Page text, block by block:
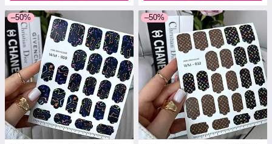
–50% –50%